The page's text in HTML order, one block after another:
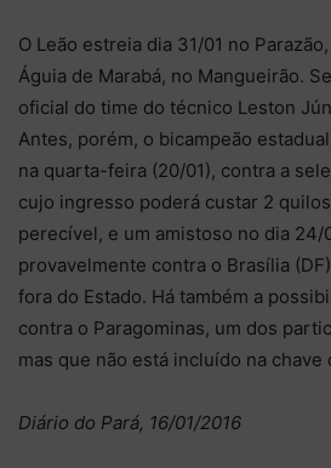
O Leão estreia dia 31/01 no
Águia de Marabá, no Mangueirão.
oficial do time do técnico Leston
Antes, porém, o bicampeão
na quarta-feira (20/01), contra a
cujo ingresso poderá custar 2
perecível, e um amistoso no dia 24/
provavelmente contra o Brasília
fora do Estado. Há também a
contra o Paragominas, um dos
mas que não está incluído na chave
Diário do Pará, 16/01/2016